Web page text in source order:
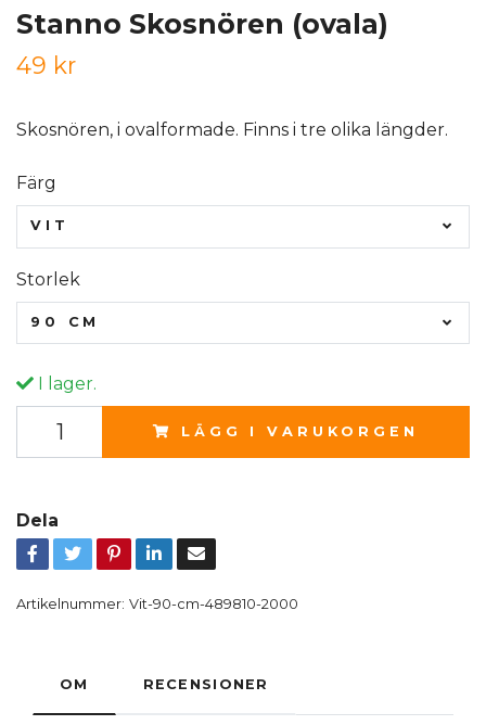
Stanno Skosnören (ovala)
49 kr
Skosnören, i ovalformade. Finns i tre olika längder.
Färg
VIT
Storlek
90 CM
I lager.
LÄGG I VARUKORGEN
Dela
Artikelnummer: Vit-90-cm-489810-2000
OM RECENSIONER